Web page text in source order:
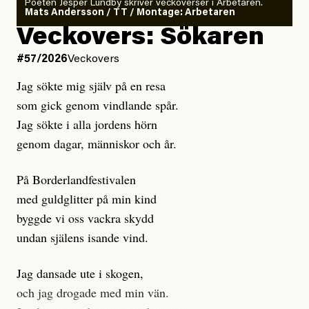
Kuhn och Sassarinis-McGowan hävdar att
Dagens ETC arbetar med ”opålitliga källor” för att
klickbete är inte intressant för Dagens ETC.
Journalistiken är låst. En klatschig men korrekt rubrik
gör förhoppningsvis att en nyfiken beställer
prenumeration, men den avslutas sekunder senare om
dessa granskningar på olika källor, alltifrån domar till
en mängd intervjupersoner, inklusive generös
möjlighet att bemöta för såväl personen vars motiv att
engagera sig i Palestinarörelsen ifrågasätts som de
grupper där Säpo-resursen samlade in uppgifter.
Researchen är grundlig.
Poeten Jesper Lundby skriver veckoverser i Arbetaren.
Mats Andersson / TT / Montage: Arbetaren
Veckovers: Sökaren
#57/2026Veckovers
Jag sökte mig själv på en resa
som gick genom vindlande spår.
Jag sökte i alla jordens hörn
genom dagar, människor och år.
På Borderlandfestivalen
med guldglitter på min kind
byggde vi oss vackra skydd
undan själens isande vind.
Jag dansade ute i skogen,
och jag drogade med min vän.